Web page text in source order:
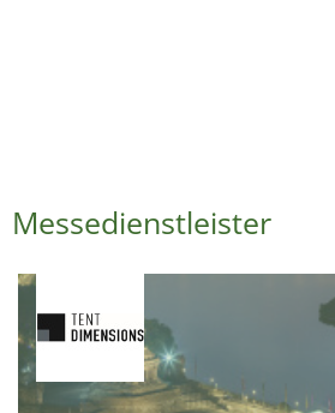
Messedienstleister